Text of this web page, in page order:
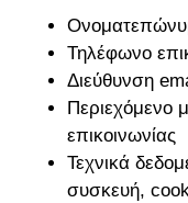
Τηλέφωνο
Διεύθυνση
Περιεχόμενο
επικοινωνίας
Τεχνικά
συσκευή,